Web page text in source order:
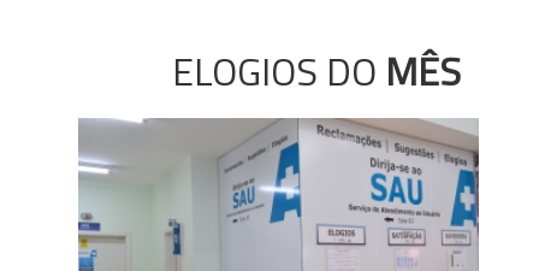
ELOGIOS DO MÊS